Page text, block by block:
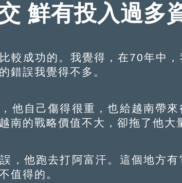
鮮有投入過多
成功的。我覺得，在70年中，
錯誤我覺得不多。
自己傷得很重，也給越南帶來
南的戰略價值不大，卻拖了他大
他跑去打阿富汗。這個地方有
值得的。